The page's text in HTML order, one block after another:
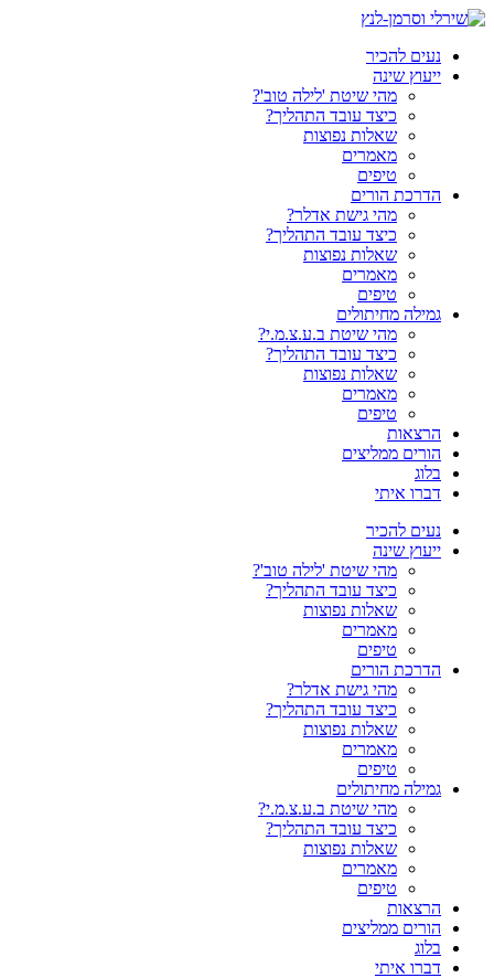
דלג
נעים להכיר
ייעוץ שינה
מהי שיטת 'לילה טוב'?
כיצד עובד התהליך?
שאלות נפוצות
מאמרים
טיפים
הדרכת הורים
מהי גישת אדלר?
כיצד עובד התהליך?
שאלות נפוצות
מאמרים
טיפים
גמילה מחיתולים
מהי שיטת ב.ע.צ.מ.י?
כיצד עובד התהליך?
שאלות נפוצות
מאמרים
טיפים
הרצאות
הורים ממליצים
בלוג
דברו איתי
נעים להכיר
ייעוץ שינה
מהי שיטת 'לילה טוב'?
כיצד עובד התהליך?
שאלות נפוצות
מאמרים
טיפים
הדרכת הורים
מהי גישת אדלר?
כיצד עובד התהליך?
שאלות נפוצות
מאמרים
טיפים
גמילה מחיתולים
מהי שיטת ב.ע.צ.מ.י?
כיצד עובד התהליך?
שאלות נפוצות
מאמרים
טיפים
הרצאות
הורים ממליצים
בלוג
דברו איתי